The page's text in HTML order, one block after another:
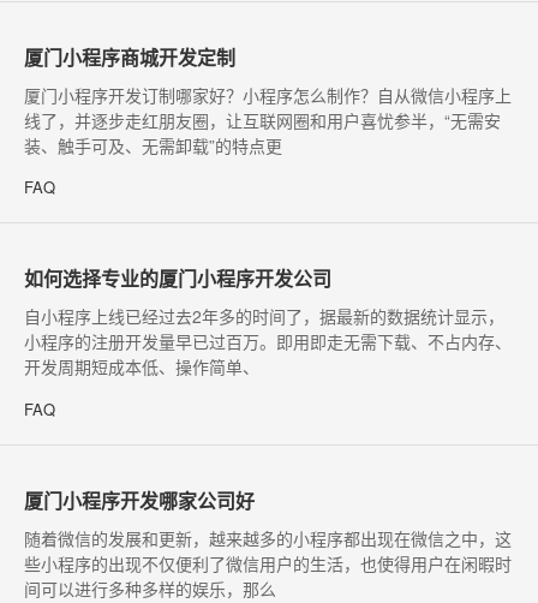
厦门小程序商城开发定制
​厦门小程序开发订制哪家好？小程序怎么制作？自从微信小程序上
线了，并逐步走红朋友圈，让互联网圈和用户喜忧参半，“无需安
装、触手可及、无需卸载”的特点更
FAQ
如何选择专业的厦门小程序开发公司
自小程序上线已经过去2年多的时间了，据最新的数据统计显示，
小程序的注册开发量早已过百万。即用即走无需下载、不占内存、
开发周期短成本低、操作简单、
FAQ
厦门小程序开发哪家公司好
​随着微信的发展和更新，越来越多的小程序都出现在微信之中，这
些小程序的出现不仅便利了微信用户的生活，也使得用户在闲暇时
间可以进行多种多样的娱乐，那么